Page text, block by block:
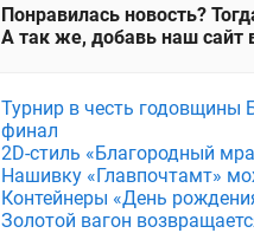
Понравилась новость?
А так же, добавь наш сайт
Турнир в честь годовщины
финал
2D-стиль «Благородный
Нашивку «Главпочтамт»
Контейнеры «День
Золотой вагон